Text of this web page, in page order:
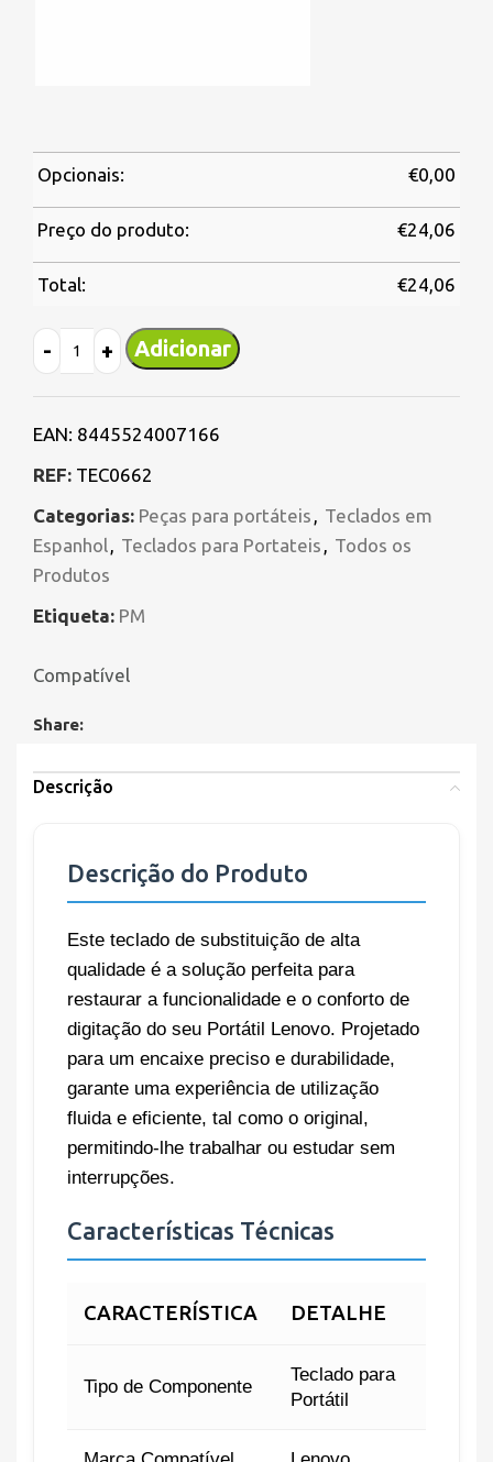
Opcionais: €0,00
Preço do produto: €24,06
Total: €24,06
Adicionar
EAN: 8445524007166
REF: TEC0662
Categorias: Peças para portáteis
Teclados em
Espanhol
Teclados para Portateis
Todos os
Produtos
Etiqueta: PM
Compatível
Share:
Descrição
Descrição do Produto
Este teclado de substituição de alta
qualidade é a solução perfeita para
restaurar a funcionalidade e o conforto de
digitação do seu Portátil Lenovo. Projetado
para um encaixe preciso e durabilidade,
garante uma experiência de utilização
fluida e eficiente, tal como o original,
permitindo-lhe trabalhar ou estudar sem
interrupções.
Características Técnicas
CARACTERÍSTICA DETALHE
Tipo de Componente
Teclado para
Portátil